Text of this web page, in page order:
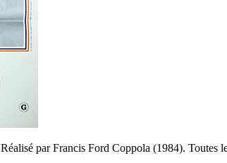
Réalisé par Francis Ford Coppola (1984). Toutes